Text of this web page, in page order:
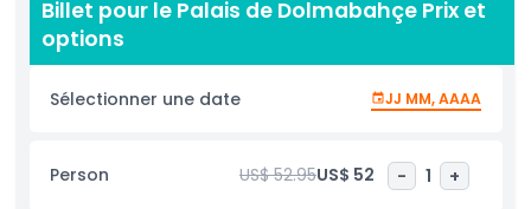
de Dolmabahçe, vous pouvez explorer ses salles élégantes,
parcourir les vastes halls et admirer les détails raffinés de
l'architecture ottomane. Le palais est célèbre pour abriter
le plus grand lustre en cristal de Bohême au monde, ce qui
en fait un incontournable pour les visiteurs d'Istanbul. Un
découvrir l'histoire fascinante du palais. Pour utiliser
l'audioguide, les visiteurs doivent déposer une pièce
Billet pour le Palais de Dolmabahçe Prix et
options
Sélectionner une date JJ MM, AAAA
Person US$ 52.95US$ 52 - 1 +